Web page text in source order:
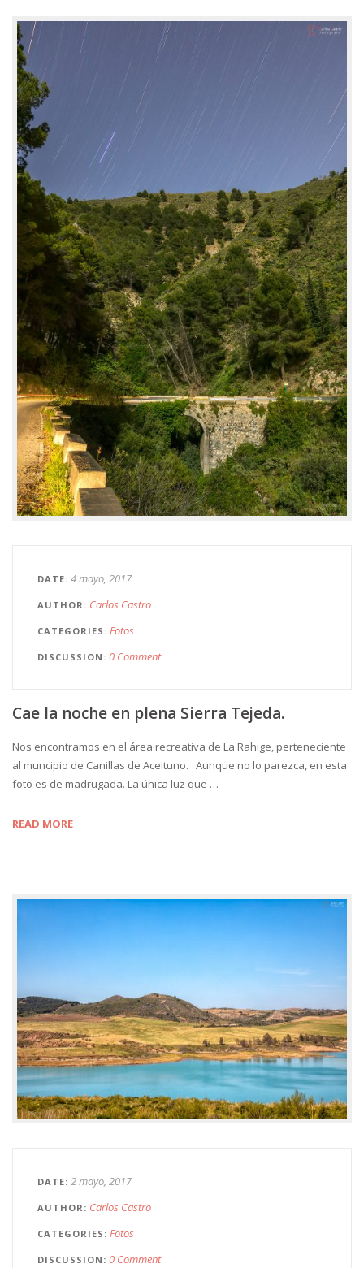
DATE 4 mayo, 2017
AUTHOR Carlos Castro
CATEGORIES Fotos
DISCUSSION 0 Comment
Cae la noche en plena Sierra Tejeda.
Nos encontramos en el área recreativa de La Rahige, perteneciente
al muncipio de Canillas de Aceituno. Aunque no lo parezca, en esta
foto es de madrugada. La única luz que …
READ MORE
DATE 2 mayo, 2017
AUTHOR Carlos Castro
CATEGORIES Fotos
DISCUSSION 0 Comment